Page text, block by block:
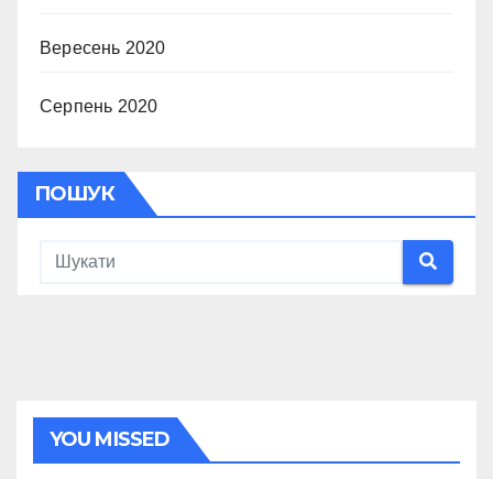
Вересень 2020
Серпень 2020
ПОШУК
YOU MISSED